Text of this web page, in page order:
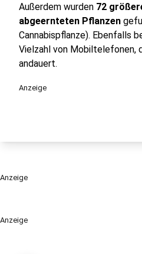
Anzeige
Außerdem wurden 72
abgeernteten Pflanzen
Cannabispflanze). Ebenfalls
Vielzahl von Mobiltelefonen,
andauert.
Anzeige
Anzeige